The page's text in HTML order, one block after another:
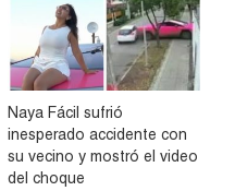
Naya Fácil sufrió
inesperado accidente con
su vecino y mostró el video
del choque